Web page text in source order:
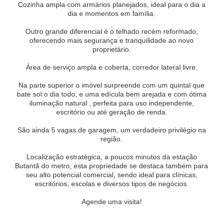
Cozinha ampla com armários planejados, ideal para o dia a
dia e momentos em família.
Outro grande diferencial é o telhado recém reformado,
oferecendo mais segurança e tranquilidade ao novo
proprietário.
Área de serviço ampla e coberta, corredor lateral livre.
Na parte superior o imóvel surpreende com um quintal que
bate sol o dia todo, e uma edícula bem arejada e com ótima
iluminação natural , perfeita para uso independente,
escritório ou até geração de renda.
São ainda 5 vagas de garagem, um verdadeiro privilégio na
região.
Localização estratégica, a poucos minutos da estação
Butantã do metro, esta propriedade se destaca também para
seu alto potencial comercial, sendo ideal para clínicas,
escritórios, escolas e diversos tipos de negócios.
Agende uma visita!